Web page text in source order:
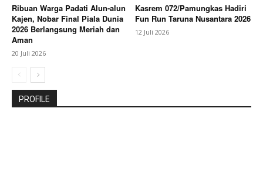
Ribuan Warga Padati Alun-alun
Kajen, Nobar Final Piala Dunia
2026 Berlangsung Meriah dan
Aman
20 Juli 2026
Kasrem 072/Pamungkas Hadiri
Fun Run Taruna Nusantara 2026
12 Juli 2026
PROFILE